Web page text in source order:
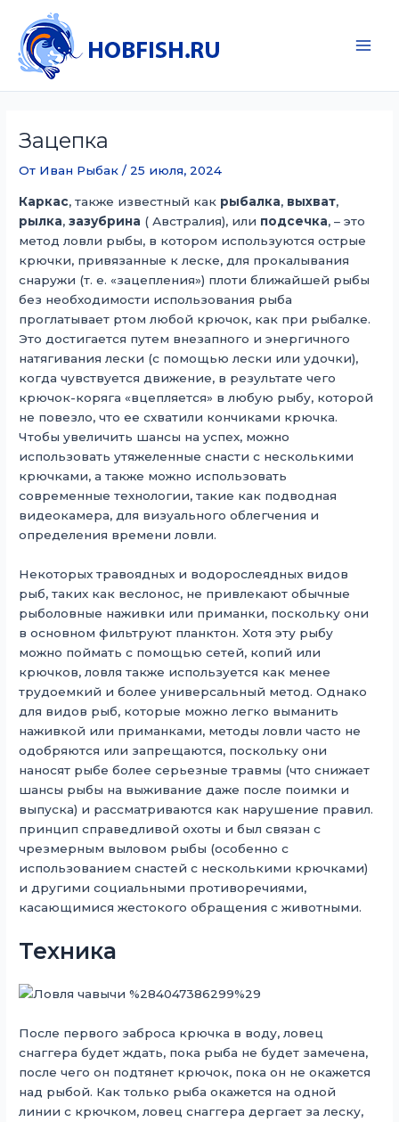
содержимому
Зацепка
От Иван Рыбак/ 25 июля, 2024
Каркас, также известный как рыбалка, выхват,
рылка,зазубрина ( Австралия), или подсечка, – это
метод ловли рыбы, в котором используются острые
крючки, привязанные к леске, для прокалывания
снаружи (т. е. «зацепления») плоти ближайшей рыбы
без необходимости использования рыба
проглатывает ртом любой крючок, как при рыбалке.
Это достигается путем внезапного и энергичного
натягивания лески (с помощью лески или удочки),
когда чувствуется движение, в результате чего
крючок-коряга «вцепляется» в любую рыбу, которой
не повезло, что ее схватили кончиками крючка.
Чтобы увеличить шансы на успех, можно
использовать утяжеленные снасти с несколькими
крючками, а также можно использовать
современные технологии, такие как подводная
видеокамера, для визуального облегчения и
определения времени ловли.
Некоторых травоядных и водорослеядных видов
рыб, таких как веслонос, не привлекают обычные
рыболовные наживки или приманки, поскольку они
в основном фильтруют планктон. Хотя эту рыбу
можно поймать с помощью сетей, копий или
крючков, ловля также используется как менее
трудоемкий и более универсальный метод. Однако
для видов рыб, которые можно легко выманить
наживкой или приманками, методы ловли часто не
одобряются или запрещаются, поскольку они
наносят рыбе более серьезные травмы (что снижает
шансы рыбы на выживание даже после поимки и
выпуска) и рассматриваются как нарушение правил.
принцип справедливой охоты и был связан с
чрезмерным выловом рыбы (особенно с
использованием снастей с несколькими крючками)
и другими социальными противоречиями,
касающимися жестокого обращения с животными.
Техника
После первого заброса крючка в воду, ловец
снаггера будет ждать, пока рыба не будет замечена,
после чего он подтянет крючок, пока он не окажется
над рыбой. Как только рыба окажется на одной
линии с крючком, ловец снаггера дергает за леску,